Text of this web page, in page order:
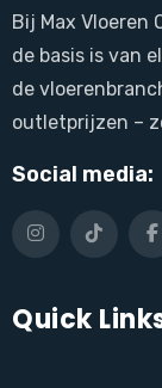
Bij Max Vloeren
de basis is van
de
outletprijzen –
Social media:
Quick